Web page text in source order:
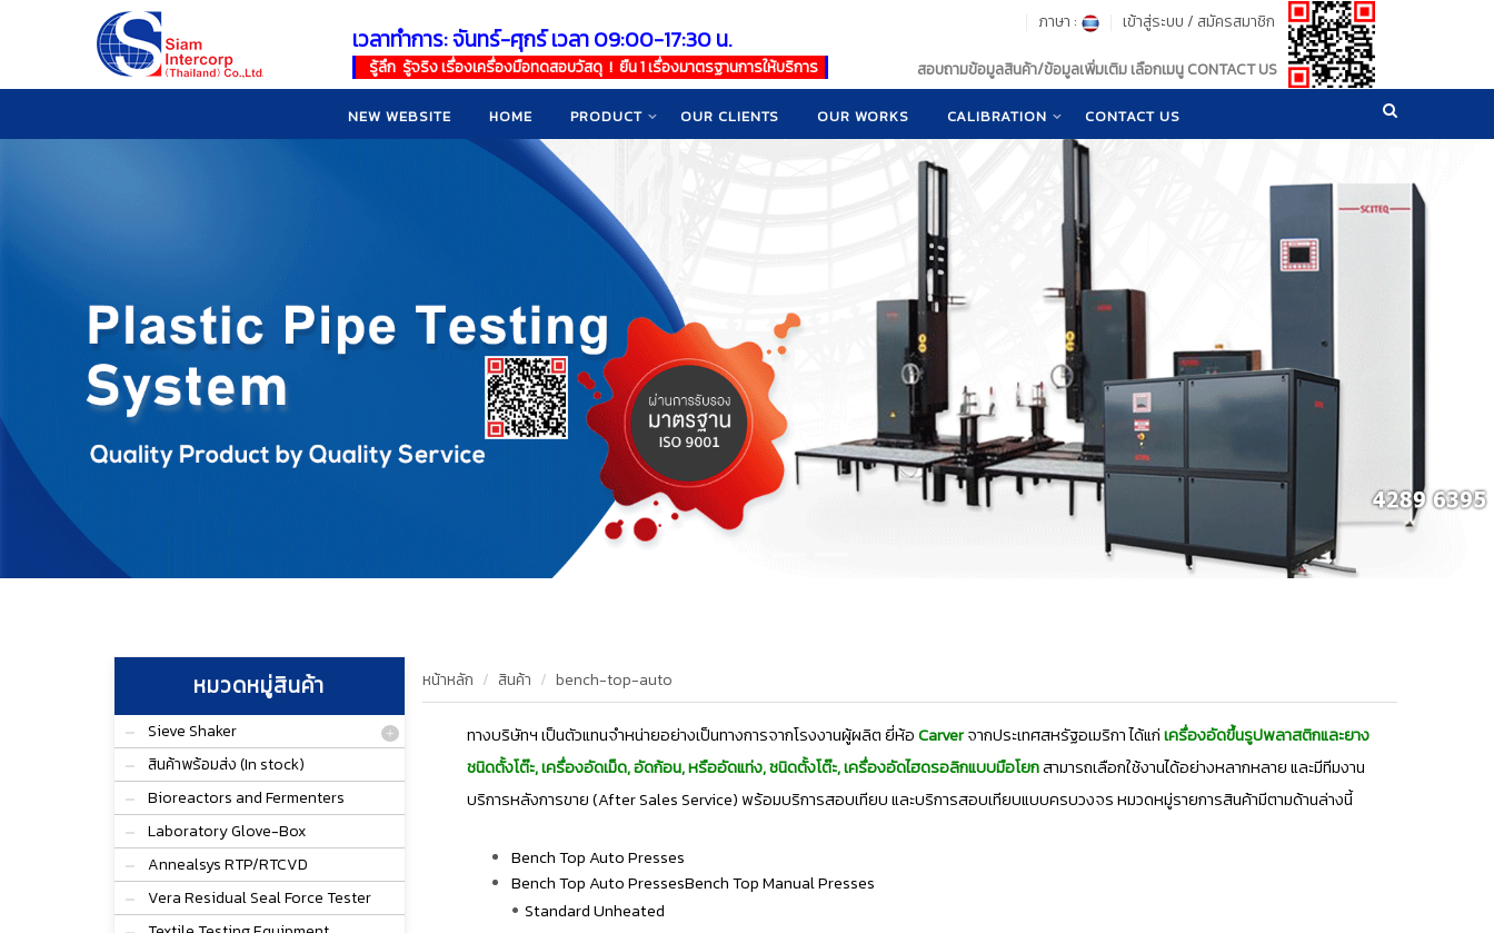
เวลาทำการ: จันทร์-ศุกร์ เวลา 09:00-17:30 น.
รู้ลึก รู้จริง เรื่องเครื่องมือทดสอบวัสดุ ! ยืน 1 เรื่องมาตรฐานการให้บริการ
เข้าสู่ระบบ / สมัครสมาชิก
ภาษา :
สอบถามข้อมูลสินค้า/ข้อมูลเพิ่มเติม เลือกเมนู CONTACT US
NEW WEBSITE HOME PRODUCT OUR CLIENTS OUR WORKS CALIBRATION CONTACT US
หมวดหมู่สินค้า
Sieve Shaker
สินค้าพร้อมส่ง (In stock)
Bioreactors and Fermenters
Laboratory Glove-Box
Annealsys RTP/RTCVD
Vera Residual Seal Force Tester
หน้าหลัก สินค้า bench-top-auto
ทางบริษัทฯ เป็นตัวแทนจำหน่ายอย่างเป็นทางการจากโรงงานผู้ผลิต ยี่ห้อCarver จากประเทศสหรัฐอเมริกา ได้แก่เครื่องอัดขึ้นรูปพลาสติกและยาง
ชนิดตั้งโต๊ะ, เครื่องอัดเม็ด, อัดก้อน, หรืออัดแท่ง, ชนิดตั้งโต๊ะ, เครื่องอัดไฮดรอลิกแบบมือโยกสามารถเลือกใช้งานได้อย่างหลากหลาย และมีทีมงาน
บริการหลังการขาย (After Sales Service) พร้อมบริการสอบเทียบ และบริการสอบเทียบแบบครบวงจร หมวดหมู่รายการสินค้ามีตามด้านล่างนี้
Bench Top Auto Presses
Bench Top Auto PressesBench Top Manual Presses
• Standard Unheated